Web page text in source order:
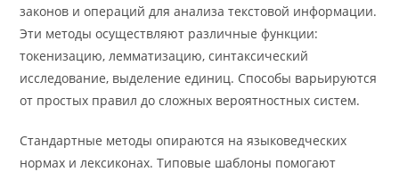
законов и операций для анализа текстовой информации.
Эти методы осуществляют различные функции:
токенизацию, лемматизацию, синтаксический
исследование, выделение единиц. Способы варьируются
от простых правил до сложных вероятностных систем.
Стандартные методы опираются на языковедческих
нормах и лексиконах. Типовые шаблоны помогают